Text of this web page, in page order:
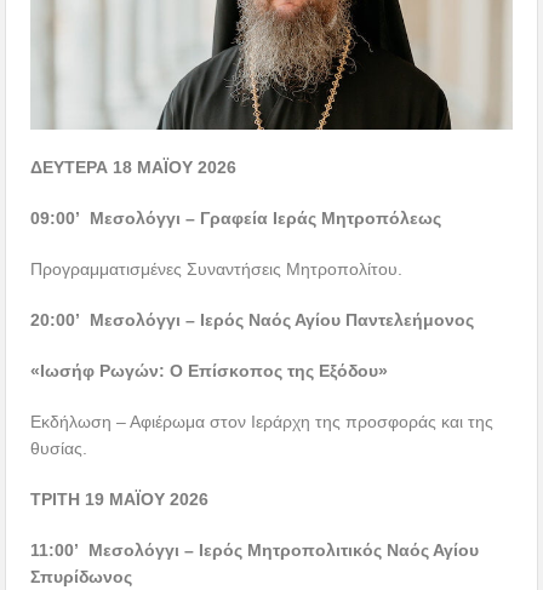
ΔΕΥΤΕΡΑ 18 ΜΑΪΟΥ 2026
09:00’ Μεσολόγγι – Γραφεία Ιεράς Μητροπόλεως
Προγραμματισμένες Συναντήσεις Μητροπολίτου.
20:00’ Μεσολόγγι – Ιερός Ναός Αγίου Παντελεήμονος
«Ιωσήφ Ρωγών: Ο Επίσκοπος της Εξόδου»
Εκδήλωση – Αφιέρωμα στον Ιεράρχη της προσφοράς και της
θυσίας.
ΤΡΙΤΗ 19 ΜΑΪΟΥ 2026
11:00’ Μεσολόγγι – Ιερός Μητροπολιτικός Ναός Αγίου
Σπυρίδωνος